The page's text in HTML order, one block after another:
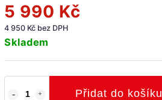
5 990 Kč
4 950 Kč bez DPH
Skladem
Přidat do košíku